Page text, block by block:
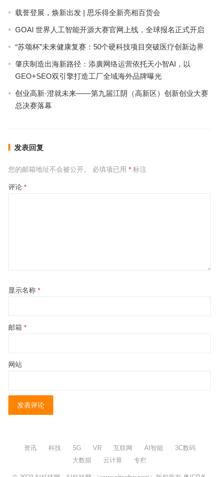
载誉登展，焕新出发 | 思乐得全新亮相百货会
GOAI 世界人工智能开源大赛官网上线，全球报名正式开启
“苏颂杯”未来健康复赛：50个硬科技项目突破医疗创新边界
肇庆制造出海新路径：添廣网络运营依托天小智AI，以
GEO+SEO双引擎打造工厂全域海外品牌曝光
创业高新·澄就未来——第九届江阴（高新区）创新创业大赛
总决赛落幕
发表回复
您的邮箱地址不会被公开。 必填项已用 *标注
评论 *
显示名称 *
邮箱 *
网站
资讯 科技 5G VR 互联网 AI智能
3C数码
大数据
云计算 专栏